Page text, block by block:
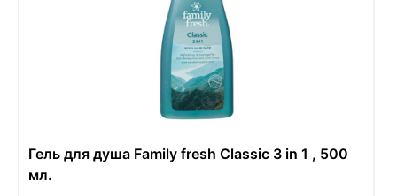
Гель для душа Family fresh Classic 3 in 1 , 500
мл.